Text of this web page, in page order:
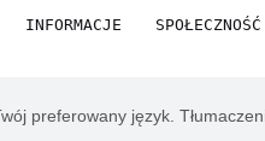
INFORMACJE SPOŁECZNOŚĆ
preferowany język.